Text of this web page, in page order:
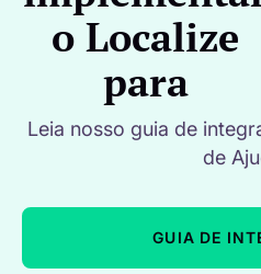
o Localize
para
Leia nosso guia de
de
GUIA DE